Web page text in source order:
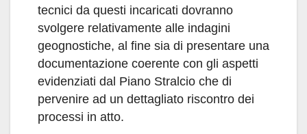
tecnici da questi incaricati dovranno
svolgere relativamente alle indagini
geognostiche, al fine sia di presentare una
documentazione coerente con gli aspetti
evidenziati dal Piano Stralcio che di
pervenire ad un dettagliato riscontro dei
processi in atto.